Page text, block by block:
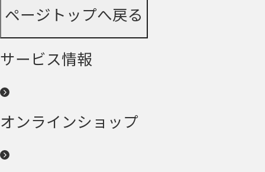
ページトップへ戻る
サービス情報
オンラインショップ